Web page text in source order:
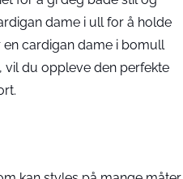
dame i ull for å holde
cardigan dame i bomull
vil du oppleve den perfekte